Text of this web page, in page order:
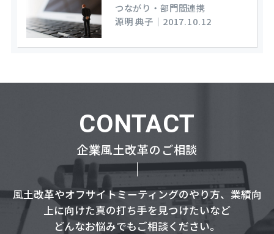
つながり・部門間連携
源明 典子 ｜ 2017.10.12
CONTACT
企業風土改革のご相談
風土改革やオフサイトミーティングのやり方、業績向
上に向けた真の打ち手を見つけたいなど
どんなお悩みでもご相談ください。